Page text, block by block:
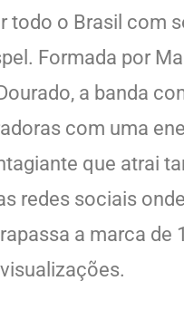
todo o Brasil com
Formada por
a banda
com uma
que atrai
redes sociais
a marca de